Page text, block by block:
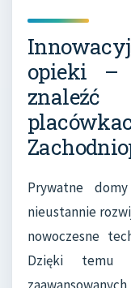
opieki –
Prywatne
nieustannie
nowoczesne
Dzięki temu